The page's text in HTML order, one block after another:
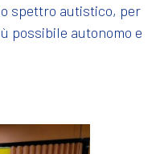
spettro autistico, per
possibile autonomo e